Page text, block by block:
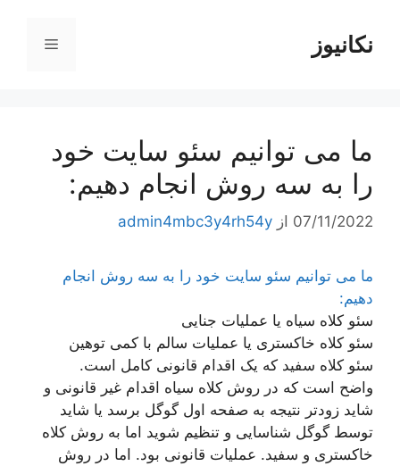
محتوانکانیوز فهرست
ما می توانیم سئو سایت خود
را به سه روش انجام دهیم:
07/11/2022 از admin4mbc3y4rh54y
ما می توانیم سئو سایت خود را به سه روش انجام
دهیم:
سئو کلاه سیاه یا عملیات جنایی
سئو کلاه خاکستری یا عملیات سالم با کمی توهین
سئو کلاه سفید که یک اقدام قانونی کامل است.
واضح است که در روش کلاه سیاه اقدام غیر قانونی و
شاید زودتر نتیجه به صفحه اول گوگل برسد یا شاید
توسط گوگل شناسایی و تنظیم شوید اما به روش کلاه
خاکستری و سفید. عملیات قانونی بود. اما در روش